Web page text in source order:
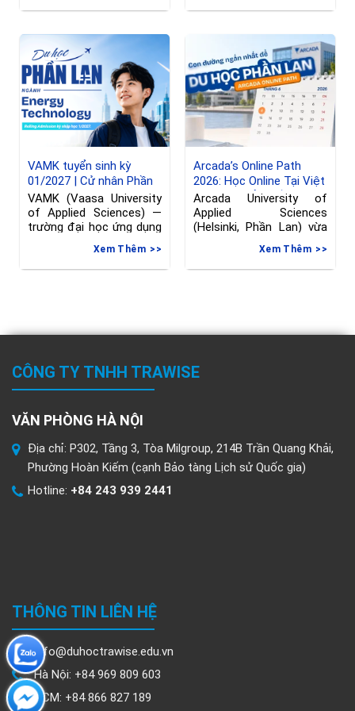
VAMK tuyển sinh kỳ
01/2027 | Cử nhân Phần
Lan ngành Kỹ thuật
VAMK (Vaasa University
of Applied Sciences) —
trường đại học ứng dụng
Xem Thêm
Arcada’s Online Path
2026: Học Online Tại Việt
Nam, Chuyển Tiếp Sang
Phần Lan, hạn đăng ký
đến 08/06/2026
Arcada University of
Applied Sciences
(Helsinki, Phần Lan) vừa
gia hạn deadline nộp đơn
Xem Thêm
CÔNG TY TNHH TRAWISE
VĂN PHÒNG HÀ NỘI
Địa chỉ: P302, Tầng 3, Tòa Milgroup, 214B Trần Quang Khải,
Phường Hoàn Kiếm (cạnh Bảo tàng Lịch sử Quốc gia)
Hotline: +84 243 939 2441
THÔNG TIN LIÊN HỆ
info@duhoctrawise.edu.vn
Hà Nội: +84 969 809 603
HCM: +84 866 827 189